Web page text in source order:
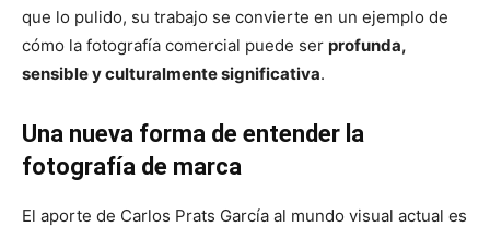
que lo pulido, su trabajo se convierte en un ejemplo de
cómo la fotografía comercial puede ser profunda,
sensible y culturalmente significativa.
Una nueva forma de entender la
fotografía de marca
El aporte de Carlos Prats García al mundo visual actual es